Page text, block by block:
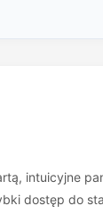
intuicyjne
dostęp do